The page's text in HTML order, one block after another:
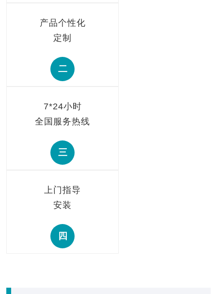
产品个性化
定制
二
7*24小时
全国服务热线
三
上门指导
安装
四